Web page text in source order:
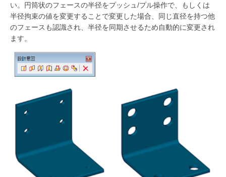
い。円筒状のフェースの半径をプッシュ/プル操作で、もしくは
半径拘束の値を変更することで変更した場合、同じ直径を持つ他
のフェースも認識され、半径を同期させるため自動的に変更され
ます。